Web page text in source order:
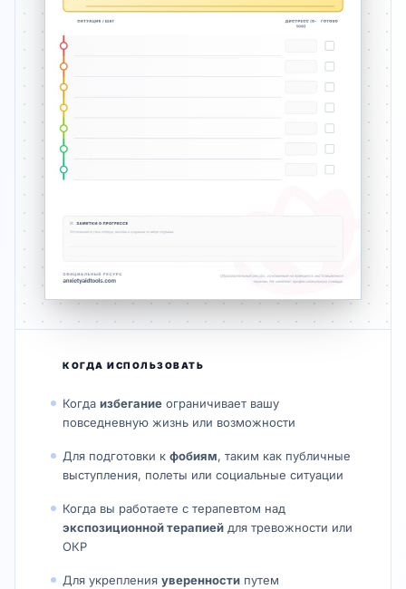
КОГДА ИСПОЛЬЗОВАТЬ
Когда избегание ограничивает вашу
повседневную жизнь или возможности
Для подготовки к фобиям, таким как публичные
выступления, полеты или социальные ситуации
Когда вы работаете с терапевтом над
экспозиционной терапией для тревожности или
ОКР
Для укрепления уверенности путем